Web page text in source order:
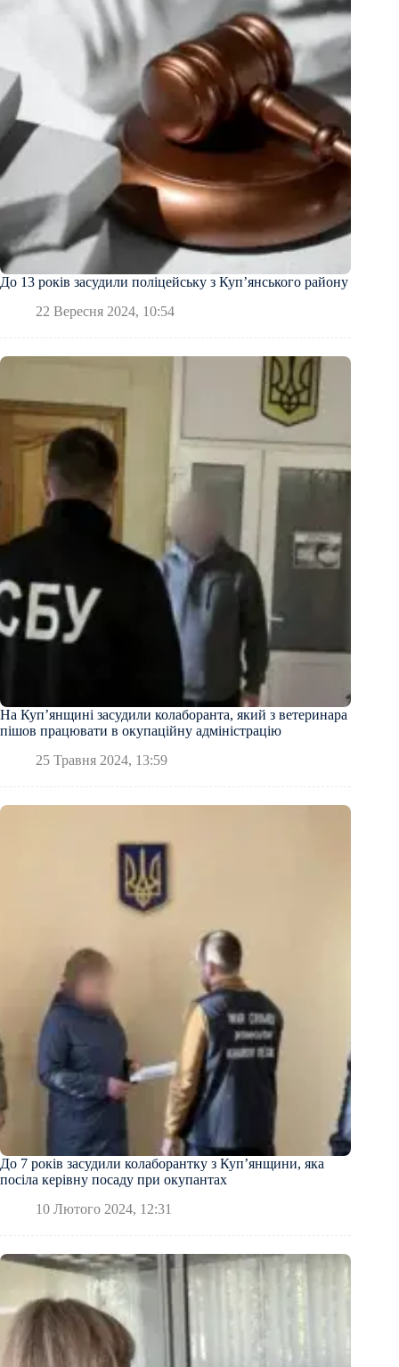
До 13 років засудили поліцейську з Купʼянського району
22 Вересня 2024, 10:54
На Купʼянщині засудили колаборанта, який з ветеринара
пішов працювати в окупаційну адміністрацію
25 Травня 2024, 13:59
До 7 років засудили колаборантку з Купʼянщини, яка
посіла керівну посаду при окупантах
10 Лютого 2024, 12:31